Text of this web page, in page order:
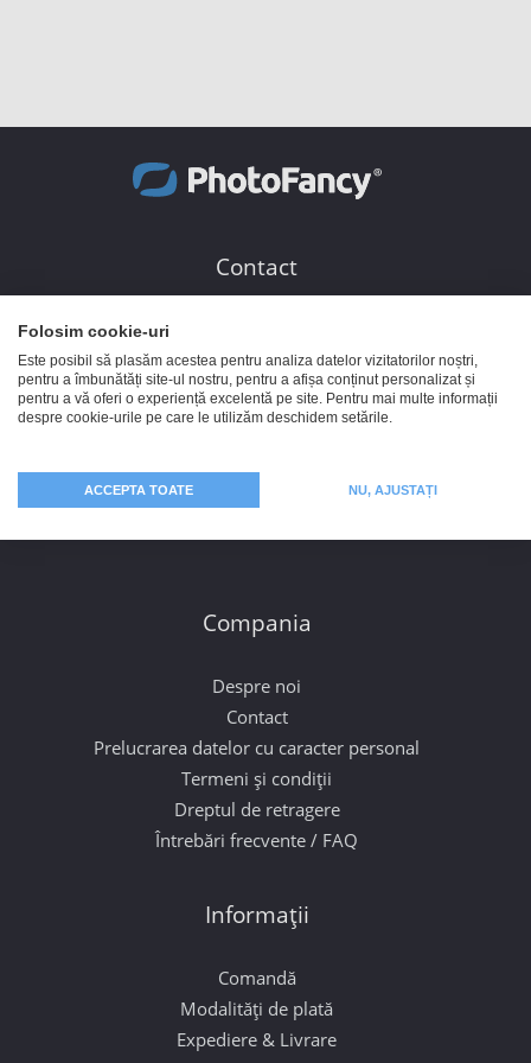
Contact
Baumarktstraße 10
30823 Garbsen
Germania
Serviciul clienți
Compania
Despre noi
Contact
Prelucrarea datelor cu caracter personal
Termeni și condiții
Dreptul de retragere
Întrebări frecvente / FAQ
Informații
Comandă
Modalități de plată
Expediere & Livrare
Folosim cookie-uri
Este posibil să plasăm acestea pentru analiza datelor vizitatorilor noștri,
pentru a îmbunătăți site-ul nostru, pentru a afișa conținut personalizat și
pentru a vă oferi o experiență excelentă pe site. Pentru mai multe informații
despre cookie-urile pe care le utilizăm deschidem setările.
ACCEPTA TOATE NU, AJUSTAȚI